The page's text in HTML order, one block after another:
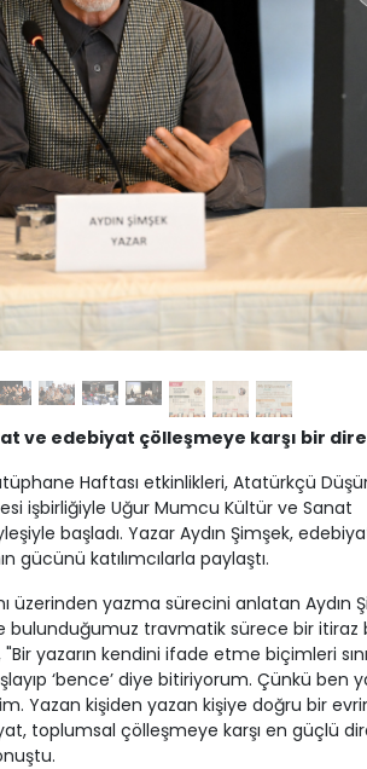
ve edebiyat çölleşmeye karşı bir
Haftası etkinlikleri, Atatürkçü
işbirliğiyle Uğur Mumcu Kültür ve Sanat
başladı. Yazar Aydın Şimşek,
gücünü katılımcılarla paylaştı.
üzerinden yazma sürecini anlatan Aydın
bulunduğumuz travmatik sürece bir itiraz
yazarın kendini ifade etme biçimleri
‘bence’ diye bitiriyorum. Çünkü ben
Yazan kişiden yazan kişiye doğru bir
toplumsal çölleşmeye karşı en güçlü